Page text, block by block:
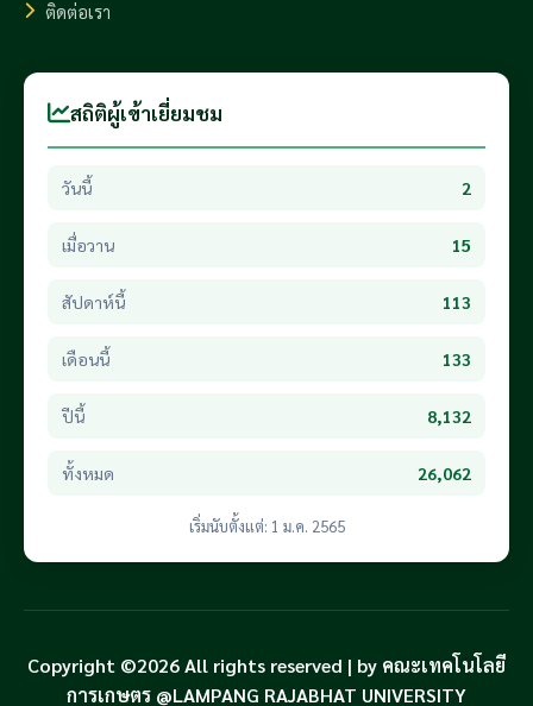
ติดต่อเรา
สถิติผู้เข้าเยี่ยมชม
วันนี้ 2
เมื่อวาน 15
สัปดาห์นี้ 113
เดือนนี้ 133
ปีนี้ 8,132
ทั้งหมด 26,062
เริ่มนับตั้งแต่: 1 ม.ค. 2565
Copyright ©2026 All rights reserved | by คณะเทคโนโลยี
การเกษตร @LAMPANG RAJABHAT UNIVERSITY